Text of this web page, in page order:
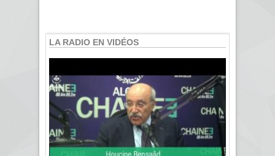
LA RADIO EN VIDÉOS